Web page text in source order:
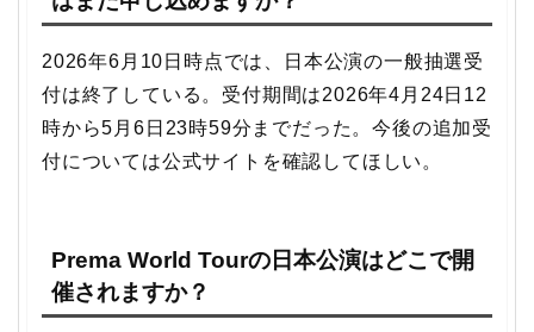
2026年6月10日時点では、日本公演の一般抽選受
付は終了している。受付期間は2026年4月24日12
時から5月6日23時59分までだった。今後の追加受
付については公式サイトを確認してほしい。
Prema World Tourの日本公演はどこで開
催されますか？